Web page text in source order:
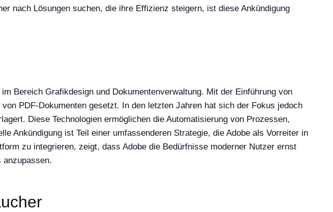
nach Lösungen suchen, die ihre Effizienz steigern, ist diese Ankündigung
Bereich Grafikdesign und Dokumentenverwaltung. Mit der Einführung von
PDF-Dokumenten gesetzt. In den letzten Jahren hat sich der Fokus jedoch
Diese Technologien ermöglichen die Automatisierung von Prozessen,
Ankündigung ist Teil einer umfassenderen Strategie, die Adobe als Vorreiter in
zu integrieren, zeigt, dass Adobe die Bedürfnisse moderner Nutzer ernst
anzupassen.